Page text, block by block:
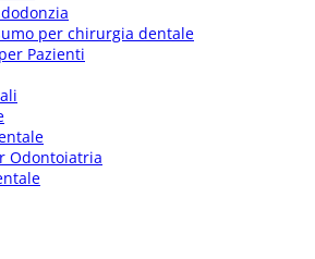
per chirurgia dentale
Pazienti
Odontoiatria